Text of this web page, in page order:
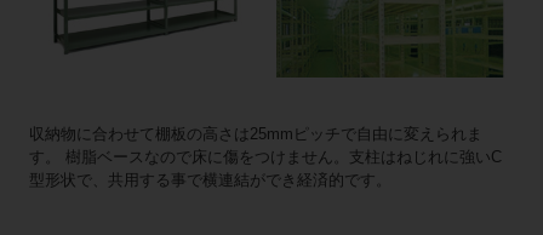
収納物に合わせて棚板の高さは25mmピッチで自由に変えられま
す。 樹脂ベースなので床に傷をつけません。支柱はねじれに強いC
型形状で、共用する事で横連結ができ経済的です。